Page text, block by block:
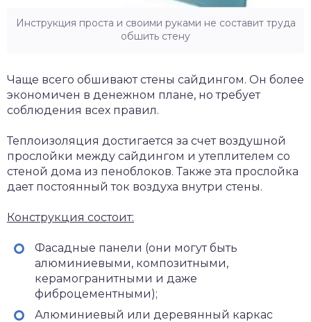
Инструкция проста и своими руками не составит труда
обшить стену
Чаще всего обшивают стены сайдингом. Он более
экономичен в денежном плане, но требует
соблюдения всех правил.
Теплоизоляция достигается за счет воздушной
прослойки между сайдингом и утеплителем со
стеной дома из пеноблоков. Также эта прослойка
дает постоянный ток воздуха внутри стены.
Конструкция состоит:
Фасадные панели (они могут быть
алюминиевыми, композитными,
керамогранитными и даже
фиброцементными);
Алюминиевый или деревянный каркас